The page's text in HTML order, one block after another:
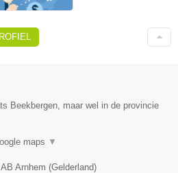
Beekbergen, maar wel in de provincie
maps ▼
Arnhem (Gelderland)